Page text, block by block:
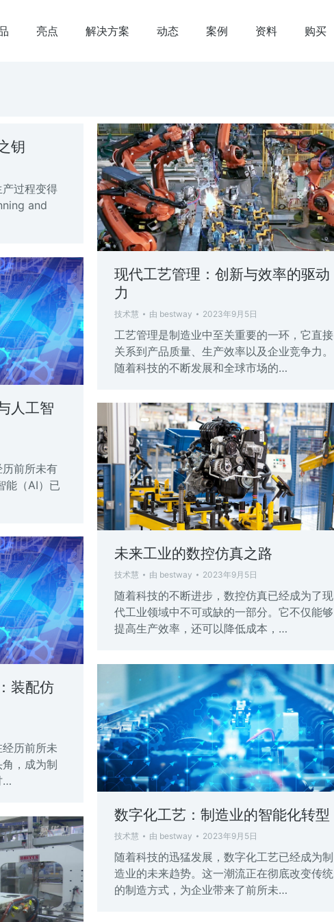
亮点 解决方案 动态 案例 资料 购买
钥
过程变得
and
现代工艺管理：创新与效率的驱动
力
技术慧 由 bestway 2023年9月5日
工艺管理是制造业中至关重要的一环，它直接
关系到产品质量、生产效率以及企业竞争力。
随着科技的不断发展和全球市场的…
人工智
前所未有
能（AI）已
未来工业的数控仿真之路
技术慧 由 bestway 2023年9月5日
随着科技的不断进步，数控仿真已经成为了现
代工业领域中不可或缺的一部分。它不仅能够
提高生产效率，还可以降低成本，…
装配仿
历前所未
，成为制
…
数字化工艺：制造业的智能化转型
技术慧 由 bestway 2023年9月5日
随着科技的迅猛发展，数字化工艺已经成为制
造业的未来趋势。这一潮流正在彻底改变传统
的制造方式，为企业带来了前所未…